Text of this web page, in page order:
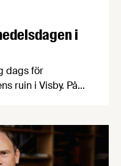
i
dags för
ruin i Visby. På
och framtiden för
avslutas